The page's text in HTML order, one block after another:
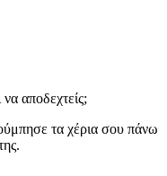
αποδεχτείς;
τα χέρια σου πάνω